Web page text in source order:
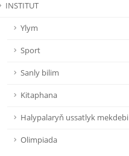
INSTITUT
Ylym
Sport
Sanly bilim
Kitaphana
Halypalaryň ussatlyk mekdebi
Olimpiada